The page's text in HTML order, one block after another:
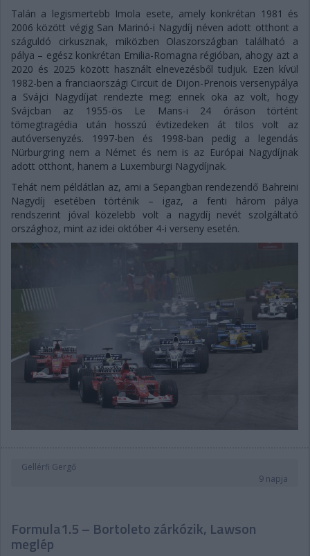
Talán a legismertebb Imola esete, amely konkrétan 1981 és
2006 között végig San Marinó-i Nagydíj néven adott otthont a
száguldó cirkusznak, miközben Olaszországban található a
pálya – egész konkrétan Emilia-Romagna régióban, ahogy azt a
2020 és 2025 között használt elnevezésből tudjuk. Ezen kívül
1982-ben a franciaországi Circuit de Dijon-Prenois versenypálya
a Svájci Nagydíjat rendezte meg: ennek oka az volt, hogy
Svájcban az 1955-ös Le Mans-i 24 óráson történt
tömegtragédia után hosszú évtizedeken át tilos volt az
autóversenyzés. 1997-ben és 1998-ban pedig a legendás
Nürburgring nem a Német és nem is az Európai Nagydíjnak
adott otthont, hanem a Luxemburgi Nagydíjnak.
Tehát nem példátlan az, ami a Sepangban rendezendő Bahreini
Nagydíj esetében történik – igaz, a fenti három pálya
rendszerint jóval közelebb volt a nagydíj nevét szolgáltató
országhoz, mint az idei október 4-i verseny esetén.
Gellérfi Gergő
9 napja
Formula1.5 – Bortoleto zárkózik, Lawson
meglép